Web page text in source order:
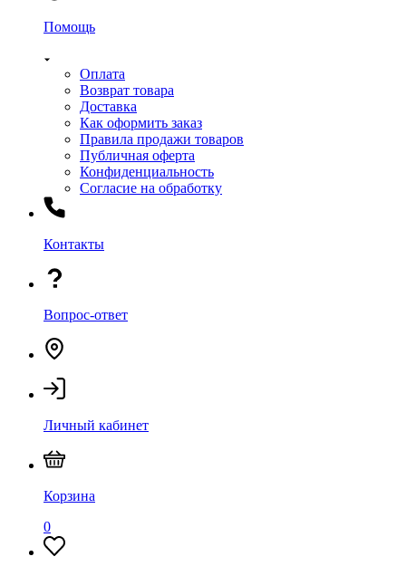
Помощь
Оплата
Возврат товара
Доставка
Как оформить заказ
Правила продажи товаров
Публичная оферта
Конфиденциальность
Согласие на обработку
Контакты
Вопрос-ответ
Личный кабинет
Корзина
0